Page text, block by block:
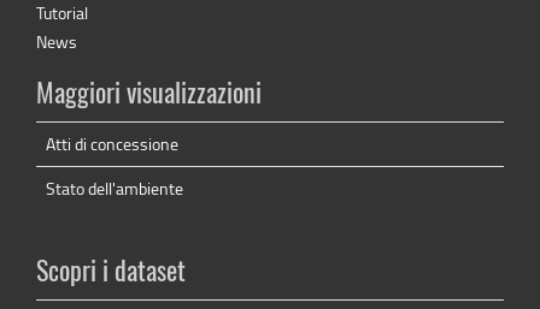
Tutorial
News
Maggiori visualizzazioni
Atti di concessione
Stato dell'ambiente
Scopri i dataset